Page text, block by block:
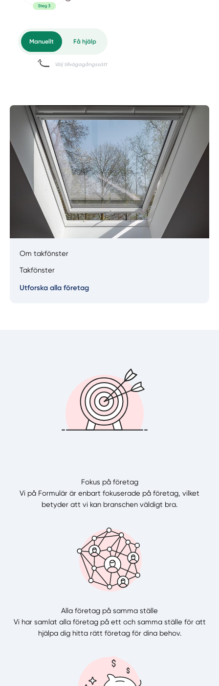
Manuellt Få hjälp
Om takfönster
Takfönster
Utforska alla företag
Fokus på företag
Vi på Formulär är enbart fokuserade på företag, vilket
betyder att vi kan branschen väldigt bra.
Alla företag på samma ställe
Vi har samlat alla företag på ett och samma ställe för att
hjälpa dig hitta rätt företag för dina behov.